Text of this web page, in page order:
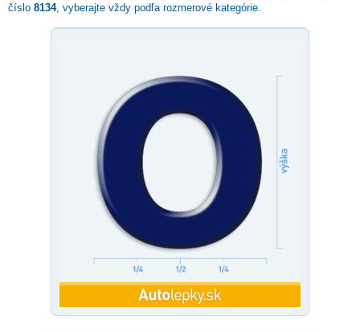
číslo 8134, vyberajte vždy podľa rozmerové kategórie.